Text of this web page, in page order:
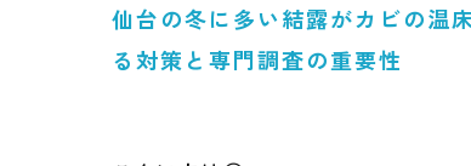
仙台の冬に多い結露がカビの温
る対策と専門調査の重要性